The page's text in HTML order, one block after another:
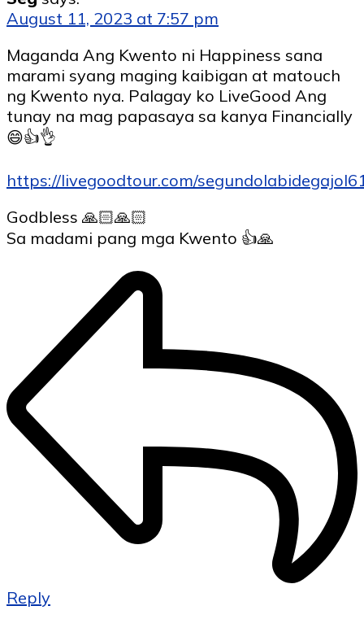
August 11, 2023 at 7:57 pm
Maganda Ang Kwento ni Happiness sana
marami syang maging kaibigan at matouch
ng Kwento nya. Palagay ko LiveGood Ang
tunay na mag papasaya sa kanya Financially
😄👍👌
https://livegoodtour.com/
Godbless 🙏🏻🙏🏻
Sa madami pang mga Kwento 👍🙏
Reply